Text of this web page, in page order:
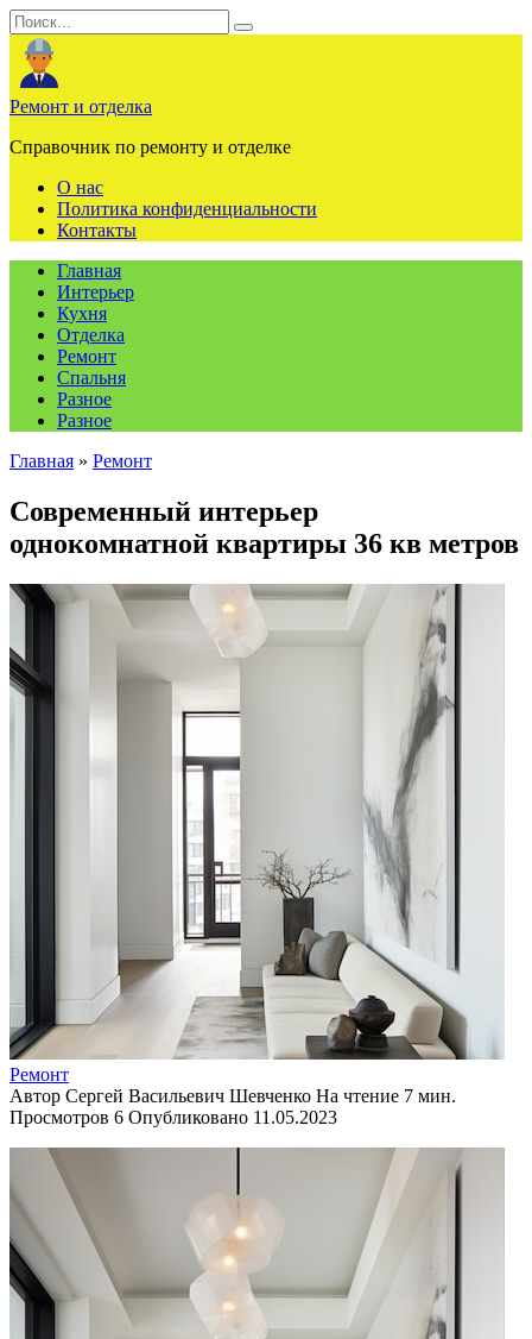
Перейти
к
содержанию
Search
for:
Ремонт и отделка
Справочник по ремонту и отделке
О нас
Политика конфиденциальности
Контакты
Главная
Интерьер
Кухня
Отделка
Ремонт
Спальня
Разное
Разное
Главная » Ремонт
Современный интерьер
однокомнатной квартиры 36 кв метров
Ремонт
Автор Сергей Васильевич Шевченко На чтение 7 мин.
Просмотров 6 Опубликовано 11.05.2023